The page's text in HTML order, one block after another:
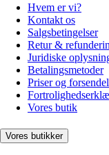
Hvem er vi?
Kontakt os
Salgsbetingelser
Retur &
Juridiske
Betalingsmetoder
Priser og
Vores butik
Vores butikker